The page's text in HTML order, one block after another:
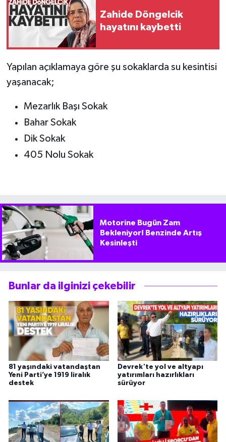
Zahide Döngelcik
hayatını kaybetti
Yapılan açıklamaya göre şu sokaklarda su kesintisi
yaşanacak;
Mezarlık Başı Sokak
Bahar Sokak
Dik Sokak
405 Nolu Sokak
Motorine Bugün Zam
Bekleniyor! Benzinde Artış
Kesinleşti
Bunlar da ilginizi çekebilir
81 yaşındaki vatandaştan
Yeni Parti’ye 1919 liralık
destek
Devrek'te yol ve altyapı
yatırımları hazırlıkları
sürüyor